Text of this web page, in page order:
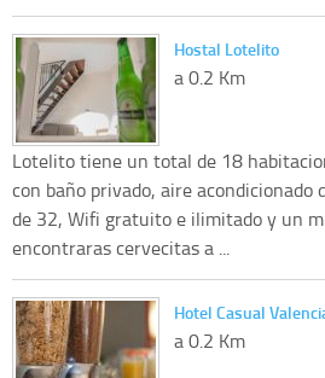
Hostal Lotelito
a 0.2 Km
Lotelito tiene un total de 18
con baño privado, aire acondicionado
de 32, Wifi gratuito e ilimitado y un
encontraras cervecitas a ...
Hotel Casual
a 0.2 Km